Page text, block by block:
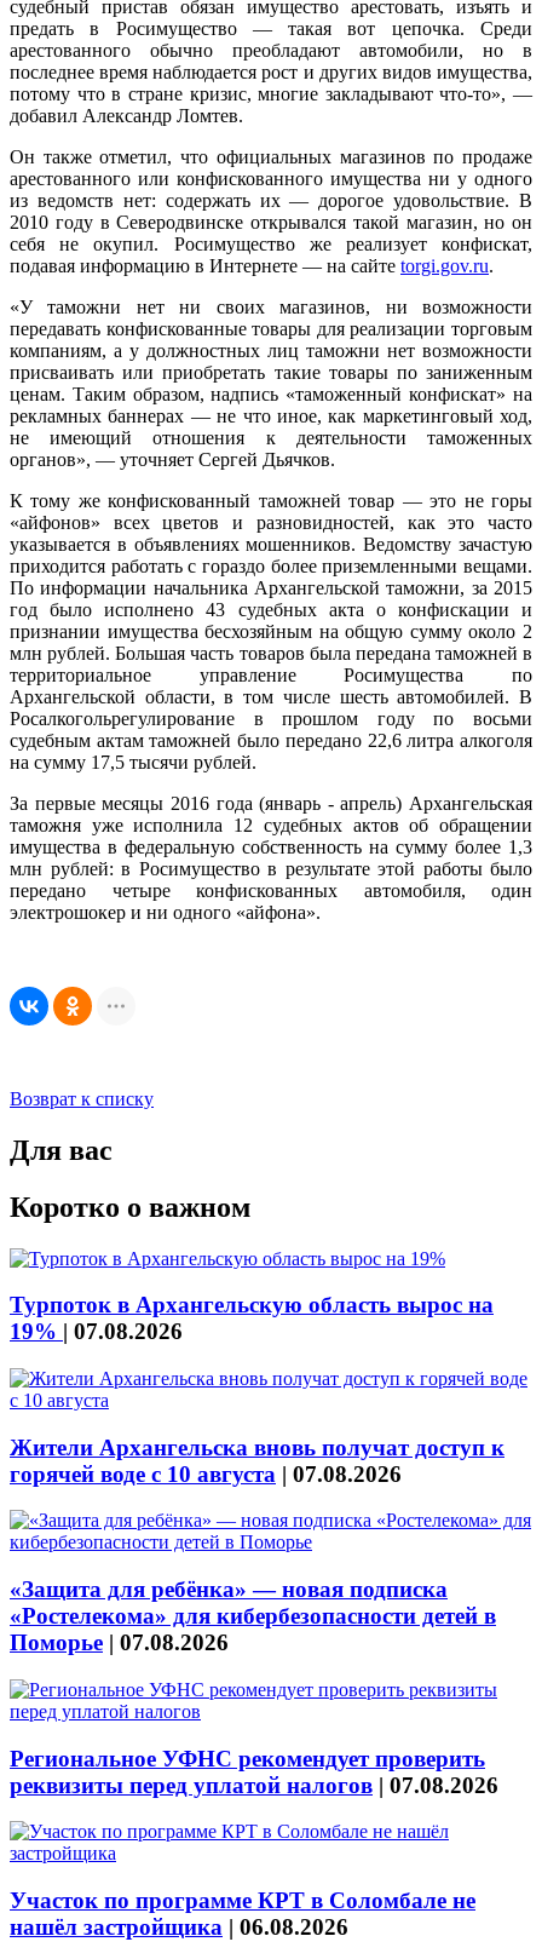
судебный пристав обязан имущество арестовать, изъять и
предать в Росимущество — такая вот цепочка. Среди
арестованного обычно преобладают автомобили, но в
последнее время наблюдается рост и других видов имущества,
потому что в стране кризис, многие закладывают что-то», —
добавил Александр Ломтев.
Он также отметил, что официальных магазинов по продаже
арестованного или конфискованного имущества ни у одного
из ведомств нет: содержать их — дорогое удовольствие. В
2010 году в Северодвинске открывался такой магазин, но он
себя не окупил. Росимущество же реализует конфискат,
подавая информацию в Интернете — на сайте torgi.gov.ru.
«У таможни нет ни своих магазинов, ни возможности
передавать конфискованные товары для реализации торговым
компаниям, а у должностных лиц таможни нет возможности
присваивать или приобретать такие товары по заниженным
ценам. Таким образом, надпись «таможенный конфискат» на
рекламных баннерах — не что иное, как маркетинговый ход,
не имеющий отношения к деятельности таможенных
органов», — уточняет Сергей Дьячков.
К тому же конфискованный таможней товар — это не горы
«айфонов» всех цветов и разновидностей, как это часто
указывается в объявлениях мошенников. Ведомству зачастую
приходится работать с гораздо более приземленными вещами.
По информации начальника Архангельской таможни, за 2015
год было исполнено 43 судебных акта о конфискации и
признании имущества бесхозяйным на общую сумму около 2
млн рублей. Большая часть товаров была передана таможней в
территориальное управление Росимущества по
Архангельской области, в том числе шесть автомобилей. В
Росалкогольрегулирование в прошлом году по восьми
судебным актам таможней было передано 22,6 литра алкоголя
на сумму 17,5 тысячи рублей.
За первые месяцы 2016 года (январь - апрель) Архангельская
таможня уже исполнила 12 судебных актов об обращении
имущества в федеральную собственность на сумму более 1,3
млн рублей: в Росимущество в результате этой работы было
передано четыре конфискованных автомобиля, один
электрошокер и ни одного «айфона».
Возврат к списку
Для вас
Коротко о важном
Турпоток в Архангельскую область вырос на
19% | 07.08.2026
Жители Архангельска вновь получат доступ к
горячей воде с 10 августа | 07.08.2026
«Защита для ребёнка» — новая подписка
«Ростелекома» для кибербезопасности детей в
Поморье | 07.08.2026
Региональное УФНС рекомендует проверить
реквизиты перед уплатой налогов | 07.08.2026
Участок по программе КРТ в Соломбале не
нашёл застройщика | 06.08.2026